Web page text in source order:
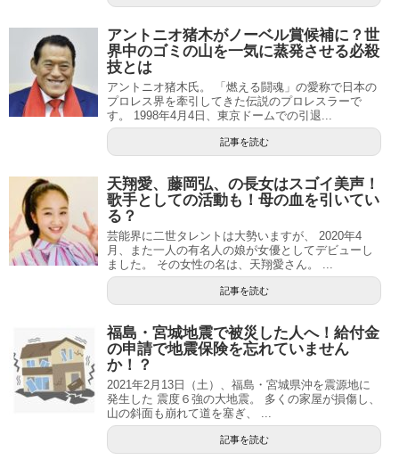
アントニオ猪木がノーベル賞候補に？世
界中のゴミの山を一気に蒸発させる必殺
技とは
アントニオ猪木氏。 「燃える闘魂」の愛称で日本の
プロレス界を牽引してきた伝説のプロレスラーで
す。 1998年4月4日、東京ドームでの引退...
記事を読む
天翔愛、藤岡弘、の長女はスゴイ美声！
歌手としての活動も！母の血を引いてい
る？
芸能界に二世タレントは大勢いますが、 2020年4
月、また一人の有名人の娘が女優としてデビューし
ました。 その女性の名は、天翔愛さん。 ...
記事を読む
福島・宮城地震で被災した人へ！給付金
の申請で地震保険を忘れていません
か！？
2021年2月13日（土）、福島・宮城県沖を震源地に
発生した 震度６強の大地震。 多くの家屋が損傷し、
山の斜面も崩れて道を塞ぎ、 ...
記事を読む